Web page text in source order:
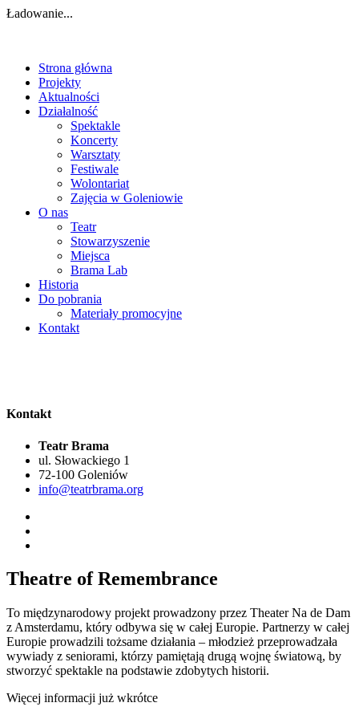
Ładowanie...
Strona główna
Projekty
Aktualności
Działalność
Spektakle
Koncerty
Warsztaty
Festiwale
Wolontariat
Zajęcia w Goleniowie
O nas
Teatr
Stowarzyszenie
Miejsca
Brama Lab
Historia
Do pobrania
Materiały promocyjne
Kontakt
Kontakt
Teatr Brama
ul. Słowackiego 1
72-100 Goleniów
info@teatrbrama.org
Theatre of Remembrance
To międzynarodowy projekt prowadzony przez Theater Na de Dam
z Amsterdamu, który odbywa się w całej Europie. Partnerzy w całej
Europie prowadzili tożsame działania – młodzież przeprowadzała
wywiady z seniorami, którzy pamiętają drugą wojnę światową, by
stworzyć spektakle na podstawie zdobytych historii.
Więcej informacji już wkrótce